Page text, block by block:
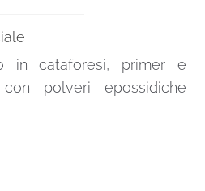
in cataforesi, primer e
polveri epossidiche